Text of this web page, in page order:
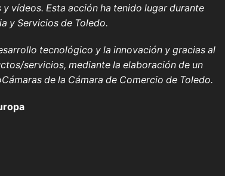
y vídeos. Esta acción ha tenido lugar durante
y Servicios de Toledo.
tecnológico y la innovación y gracias al
servicios, mediante la elaboración de un
de la Cámara de Comercio de Toledo.